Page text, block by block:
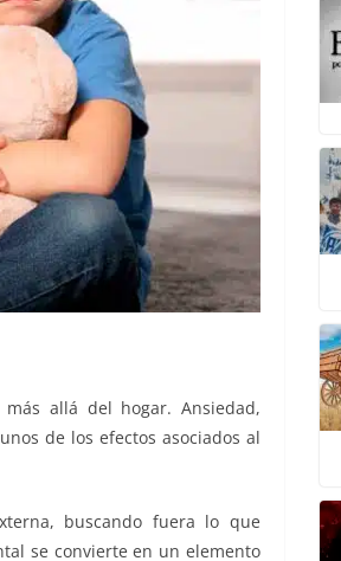
allá del hogar. Ansiedad,
de los efectos asociados al
buscando fuera lo que
se convierte en un elemento